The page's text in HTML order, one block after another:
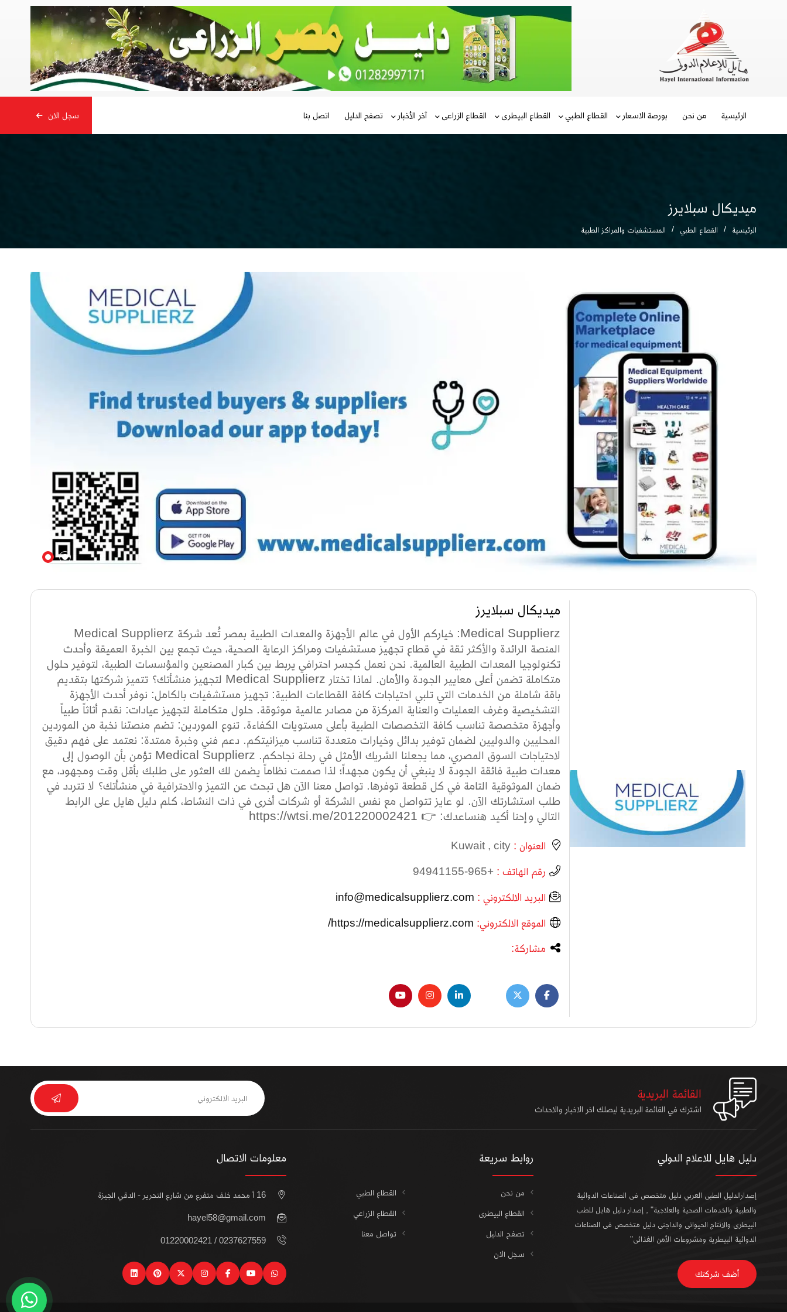
الرئيسية من نحن بورصة الاسعار القطاع الطبي القطاع البيطرى القطاع الزراعى آخر الأخبار تصفح الدليل اتصل بنا سجل الان
ميديكال سبلايرز
الرئيسية القطاع الطبي المستشفيات والمراكز الطبية
ميديكال سبلايرز
Medical Supplierz: خياركم الأول في عالم الأجهزة والمعدات الطبية بمصر تُعد شركة Medical Supplierz
المنصة الرائدة والأكثر ثقة في قطاع تجهيز مستشفيات ومراكز الرعاية الصحية، حيث تجمع بين الخبرة العميقة وأحدث
تكنولوجيا المعدات الطبية العالمية. نحن نعمل كجسر احترافي يربط بين كبار المصنعين والمؤسسات الطبية، لتوفير حلول
متكاملة تضمن أعلى معايير الجودة والأمان. لماذا تختار Medical Supplierz لتجهيز منشأتك؟ تتميز شركتها بتقديم
باقة شاملة من الخدمات التي تلبي احتياجات كافة القطاعات الطبية: تجهيز مستشفيات بالكامل: نوفر أحدث الأجهزة
التشخيصية وغرف العمليات والعناية المركزة من مصادر عالمية موثوقة. حلول متكاملة لتجهيز عيادات: نقدم أثاثاً طبياً
وأجهزة متخصصة تناسب كافة التخصصات الطبية بأعلى مستويات الكفاءة. تنوع الموردين: تضم منصتنا نخبة من الموردين
المحليين والدوليين لضمان توفير بدائل وخيارات متعددة تناسب ميزانيتكم. دعم فني وخبرة ممتدة: نعتمد على فهم دقيق
لاحتياجات السوق المصري، مما يجعلنا الشريك الأمثل في رحلة نجاحكم. Medical Supplierz تؤمن بأن الوصول إلى
معدات طبية فائقة الجودة لا ينبغي أن يكون مجهداً؛ لذا صممت نظاماً يضمن لك العثور على طلبك بأقل وقت ومجهود، مع
ضمان الموثوقية التامة في كل قطعة توفرها. تواصل معنا الآن هل تبحث عن التميز والاحترافية في منشأتك؟ لا تتردد في
طلب استشارتك الآن. لو عايز تتواصل مع نفس الشركة أو شركات أخرى في ذات النشاط، كلم دليل هايل على الرابط
التالي وإحنا أكيد هنساعدك: 👉 https://wtsi.me/201220002421
العنوان :Kuwait , city
رقم الهاتف :+965-94941155
البريد الالكتروني : info@medicalsupplierz.com
الموقع الالكتروني: https://medicalsupplierz.com/
مشاركة:
القائمة البريدية
اشترك في القائمة البريدية ليصلك اخر الاخبار والاحداث
دليل هايل للاعلام الدولي
إصدارالدليل الطبى العربي دليل متخصص فى الصناعات الدوائية
والطبية والخدمات الصحية والعلاجية" , إصدار دليل هايل للطب
البيطرى والانتاج الحيوانى والداجنى دليل متخصص فى الصناعات
الدوائية البيطرية ومشروعات الأمن الغذائى"
أضف شركتك
روابط سريعة
من نحن القطاع الطبي
القطاع البيطرى القطاع الزراعي
تصفح الدليل تواصل معنا
سجل الان
معلومات الاتصال
16 أ محمد خلف متفرع من شارع التحرير - الدقي الجيزة
hayel58@gmail.com
0237627559 / 01220002421
watsapp
youtube
facebook
instagram
x
pinterest
linkedin